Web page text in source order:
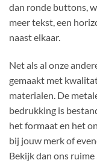
dan ronde buttons,
meer tekst, een
naast elkaar.
Net als al onze
gemaakt met
materialen. De
bedrukking is
het formaat en het
bij jouw merk of
Bekijk dan ons ruime